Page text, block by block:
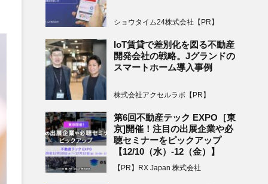
ショウタイム24株式会社【PR】
IoT賃貸で差別化を図る不動産
開発会社の戦略。Jグランドの
スマートホーム導入事例
株式会社アクセルラボ【PR】
第6回不動産テック EXPO［東
京]開催！注目の出展企業や必
聴セミナーをピックアップ
【12/10（水）-12（金）】
【PR】RX Japan 株式会社